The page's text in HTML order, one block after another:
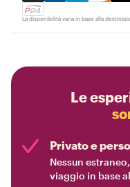
La disponibilità varia in base alla
Le
Privato e
Nessun
viaggio in base